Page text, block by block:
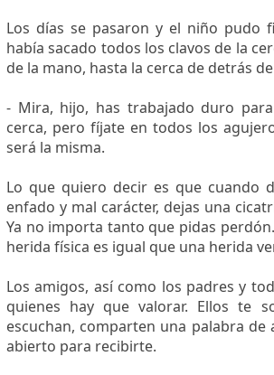
Los días se pasaron y el niño pudo
había sacado todos los clavos de la
de la mano, hasta la cerca de detrás
- Mira, hijo, has trabajado​ duro
cerca, pero fíjate en todos los
será la misma.
Lo que quiero decir es que cuando
enfado y mal carácter, dejas una
Ya no importa tanto que pidas
herida física es igual que una herida
Los amigos, así como los padres y
quienes hay que valorar. Ellos te
escuchan, comparten una palabra
abierto para recibirte.​